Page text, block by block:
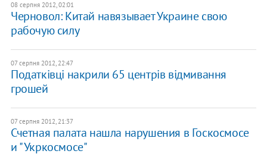
08 серпня 2012, 02:01
Черновол: Китай навязывает Украине свою
рабочую силу
07 серпня 2012, 22:47
Податківці накрили 65 центрів відмивання
грошей
07 серпня 2012, 21:37
Счетная палата нашла нарушения в Госкосмосе
и "Укркосмосе"